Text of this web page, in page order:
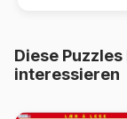
Diese
interessieren